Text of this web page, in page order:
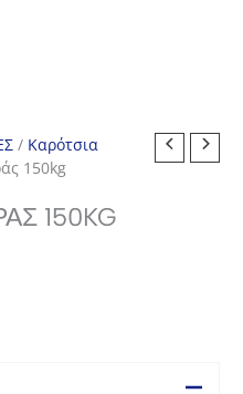
/ Καρότσια
150kg
150KG